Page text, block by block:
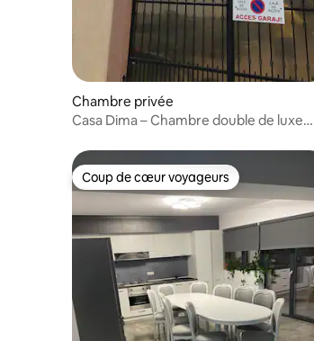
Chambre privée
Casa Dima – Chambre double de luxe
Coup de cœur voyageurs
Coup de cœur voyageurs